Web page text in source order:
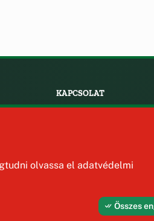
KAPCSOLAT
Fejleszti és
olvassa el adatvédelmi
Összes